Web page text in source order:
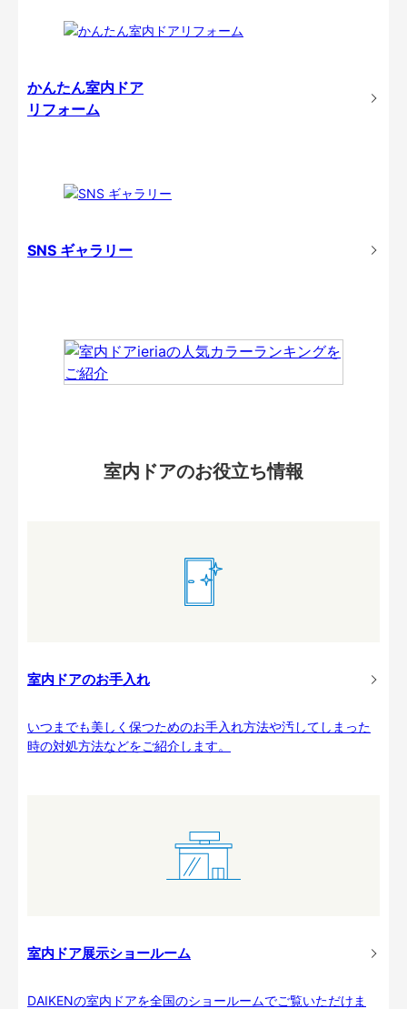
かんたん室内ドア
リフォーム
SNS ギャラリー
室内ドアのお役立ち情報
室内ドアのお手入れ
いつまでも美しく保つためのお手入れ方法や汚してしまった
時の対処方法などをご紹介します。
室内ドア展示ショールーム
DAIKENの室内ドアを全国のショールームでご覧いただけま